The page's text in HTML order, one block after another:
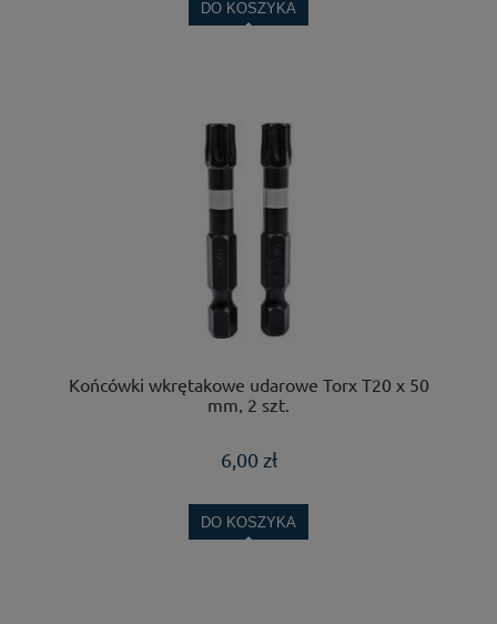
DO KOSZYKA
Końcówki wkrętakowe udarowe Torx T20 x 50
mm, 2 szt.
6,00 zł
DO KOSZYKA